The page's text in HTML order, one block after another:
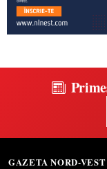
GAZETA NORD-VEST